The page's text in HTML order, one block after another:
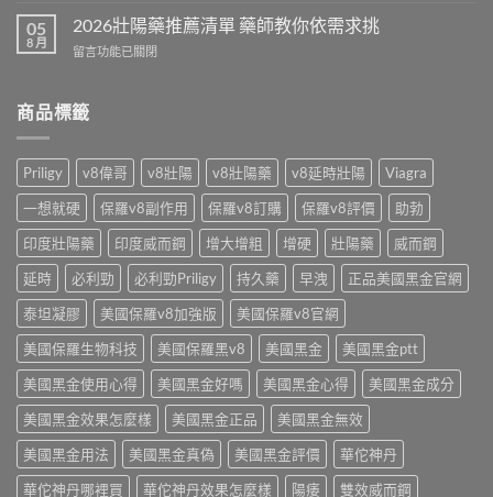
藥
師
怎
麼
中
2026
公
開
教
單
顆
成
本〉
中
本
犀
利
處
賣！
藥
師
教
你
台
灣
怎
麼
買〉
中
05
8 月
2026壯陽藥推薦清單 藥師教你依需求挑
在
陽
藥
薦
單
藥
師
教
你
依
需
求
挑〉
中
留言功能已關閉
商品標籤
Priligy v8偉哥 v8壯陽 v8壯陽藥 v8延時壯陽
Viagra
一想就硬
保羅v8副作用 保羅v8訂購 保羅v8評價
助勃
印度壯陽藥
印度威而鋼 增大增粗 增硬 壯陽藥
威而鋼
延時
必利勁 必利勁Priligy 持久藥 早洩
正品美國黑金官網
泰坦凝膠
美國保羅v8加強版
美國保羅v8官網
美國保羅生物科技
美國保羅黑v8 美國黑金
美國黑金ptt
美國黑金使用心得
美國黑金好嗎 美國黑金心得
美國黑金成分
美國黑金效果怎麼樣
美國黑金正品
美國黑金無效
美國黑金用法
美國黑金真偽 美國黑金評價
華佗神丹
華佗神丹哪裡買
華佗神丹效果怎麼樣 陽痿 雙效威而鋼